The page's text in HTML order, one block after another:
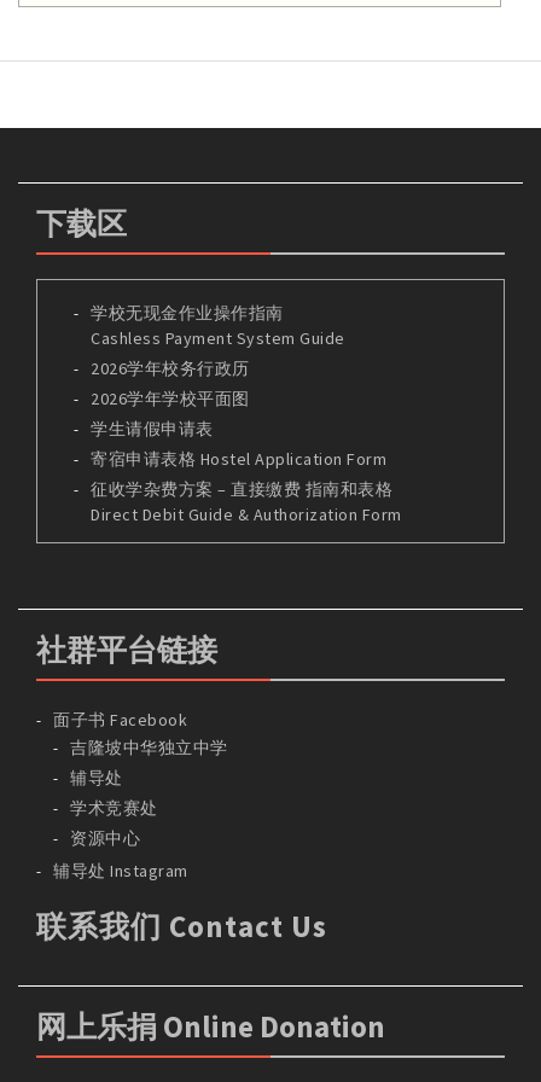
下载区
学校无现金作业操作指南
Cashless Payment System Guide
2026学年校务行政历
2026学年学校平面图
学生请假申请表
寄宿申请表格 Hostel Application Form
征收学杂费方案 – 直接缴费 指南和表格
Direct Debit Guide & Authorization Form
社群平台链接
面子书 Facebook
吉隆坡中华独立中学
辅导处
学术竞赛处
资源中心
辅导处 Instagram
联系我们 Contact Us
网上乐捐 Online Donation